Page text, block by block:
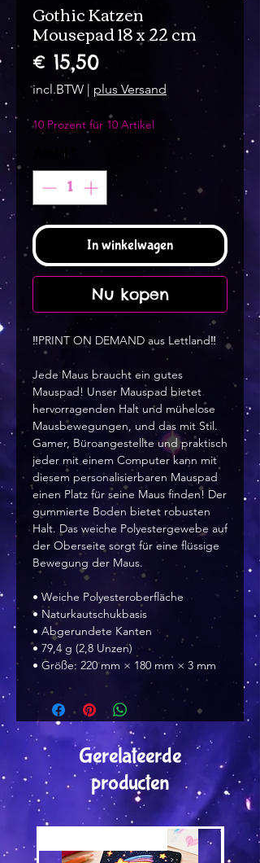
Gothic Katzen
Mousepad 18 x 22 cm
€ 15,50Prijs
incl.BTW | plus Versand
10 Prozent für 10 Artikel
Aantal
In winkelwagen
Nu kopen
‼️PRINT ON DEMAND aus Lettland‼️
Jede Maus braucht ein gutes
Mauspad! Unser Mauspad bietet
hervorragenden Halt und mühelose
Mausbewegungen, und das mit Stil.
Gamer, Büroangestellte und praktisch
jeder mit einem Computer kann mit
diesem personalisierbaren Mauspad
einen Platz für seine Maus finden! Der
gummierte Boden bietet robusten
Halt. Das weiche Polyestergewebe auf
der Oberseite sorgt für eine flüssige
Bewegung der Maus.
• Weiche Polyesteroberfläche
• Naturkautschukbasis
• Abgerundete Kanten
• 79,4 g (2,8 Unzen)
• Größe: 220 mm × 180 mm × 3 mm
Gerelateerde
producten